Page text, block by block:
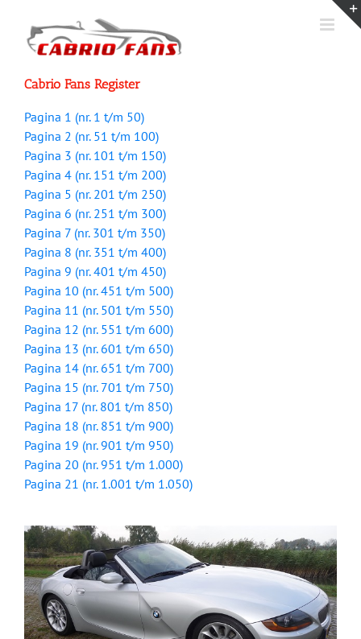
inhoud
Cabrio Fans Register
Pagina 1 (nr. 1 t/m 50)
Pagina 2 (nr. 51 t/m 100)
Pagina 3 (nr. 101 t/m 150)
Pagina 4 (nr. 151 t/m 200)
Pagina 5 (nr. 201 t/m 250)
Pagina 6 (nr. 251 t/m 300)
Pagina 7 (nr. 301 t/m 350)
Pagina 8 (nr. 351 t/m 400)
Pagina 9 (nr. 401 t/m 450)
Pagina 10 (nr. 451 t/m 500)
Pagina 11 (nr. 501 t/m 550)
Pagina 12 (nr. 551 t/m 600)
Pagina 13 (nr. 601 t/m 650)
Pagina 14 (nr. 651 t/m 700)
Pagina 15 (nr. 701 t/m 750)
Pagina 17 (nr. 801 t/m 850)
Pagina 18 (nr. 851 t/m 900)
Pagina 19 (nr. 901 t/m 950)
Pagina 20 (nr. 951 t/m 1.000)
Pagina 21 (nr. 1.001 t/m 1.050)